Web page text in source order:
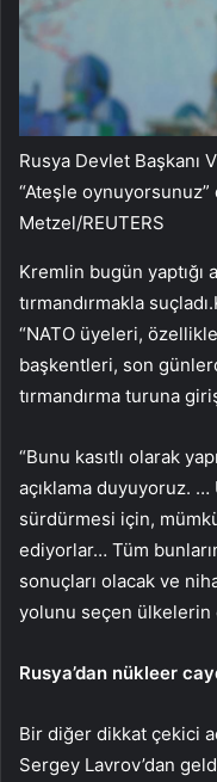
Rusya Devlet Başkanı
“Ateşle
Metzel/REUTERS
Kremlin bugün yaptığı
tırmandırmakla
“NATO üyeleri,
başkentleri, son
tırmandırma turuna
“Bunu kasıtlı olarak
açıklama duyuyoruz. …
sürdürmesi için,
ediyorlar… Tüm
sonuçları olacak ve
yolunu seçen ülkelerin
Rusya’dan nükleer
Bir diğer dikkat çekici
Sergey Lavrov’dan